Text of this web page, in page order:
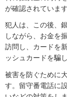
が確認されています
犯人は、この後、
しながら、お金を
訪問し、カードを
ッシュカードを騙
被害を防ぐために
す。留守番電話に